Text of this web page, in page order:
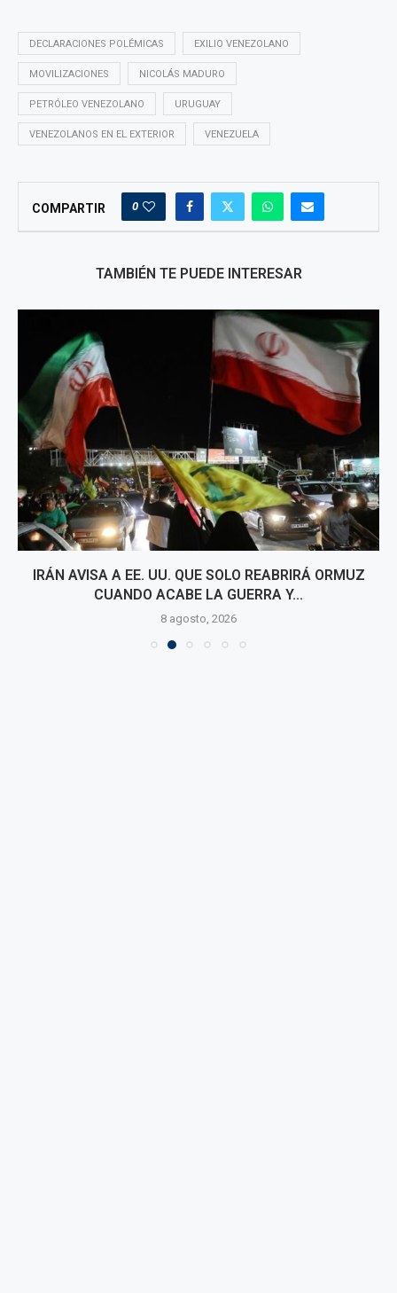
DECLARACIONES POLÉMICAS EXILIO VENEZOLANO
MOVILIZACIONES NICOLÁS MADURO
PETRÓLEO VENEZOLANO URUGUAY
VENEZOLANOS EN EL EXTERIOR VENEZUELA
COMPARTIR 0
TAMBIÉN TE PUEDE INTERESAR
IRÁN AVISA A EE. UU. QUE SOLO REABRIRÁ ORMUZ
CUANDO ACABE LA GUERRA Y...
8 agosto, 2026